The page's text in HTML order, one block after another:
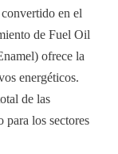
en el
de Fuel Oil
ofrece la
energéticos.
de las
para los sectores